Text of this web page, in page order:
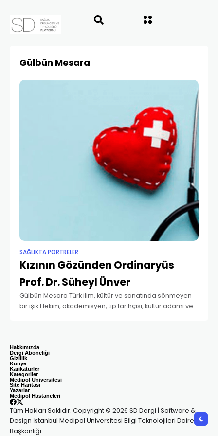
Gülbün Mesara
SAĞLIKTA PORTRELER
Kızının Gözünden Ordinaryüs
Prof. Dr. Süheyl Ünver
Gülbün Mesara Türk ilim, kültür ve sanatında sönmeyen
bir ışık Hekim, akademisyen, tıp tarihçisi, kültür adamı ve
Hakkımızda
Dergi Aboneliği
Gizlilik
Künye
Karikatürler
Kategoriler
Medipol Üniversitesi
Site Haritası
Yazarlar
Medipol Hastaneleri
Tüm Hakları Saklıdır. Copyright © 2026 SD Dergi | Software &
Design İstanbul Medipol Üniversitesi Bilgi Teknolojileri Daire
Başkanlığı